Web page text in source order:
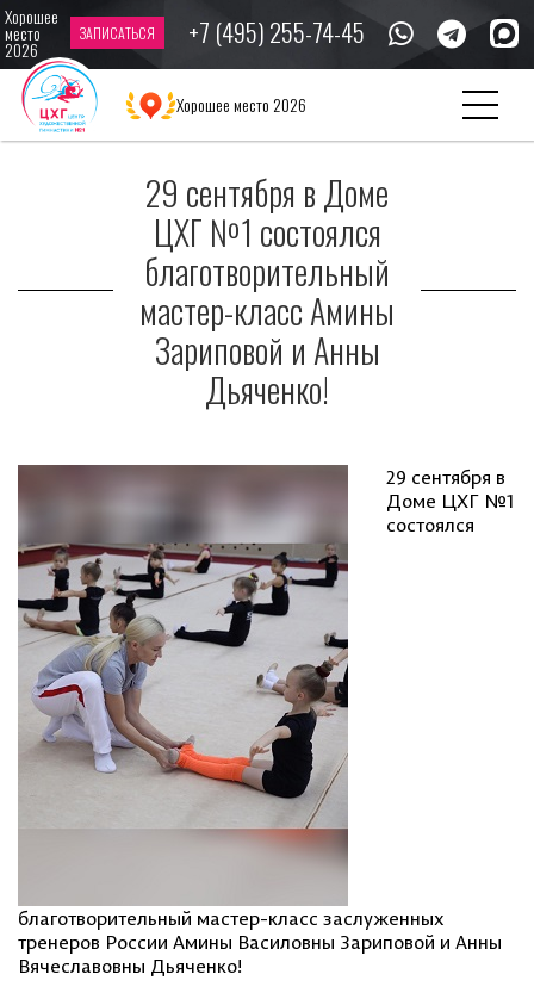
Хорошее
место
2026
ЗАПИСАТЬСЯ +7 (495) 255-74-45
Хорошее место 2026
Главная Новости
29 сентября в Доме ЦХГ №1 состоялся
благотворительный мастер-класс Амины Зариповой и Анны Дьяченко!
29 сентября в Доме
ЦХГ №1 состоялся
благотворительный
мастер-класс Амины
Зариповой и Анны
Дьяченко!
29 сентября в
Доме ЦХГ №1
состоялся
благотворительный мастер-класс заслуженных
тренеров России Амины Василовны Зариповой и Анны
Вячеславовны Дьяченко!